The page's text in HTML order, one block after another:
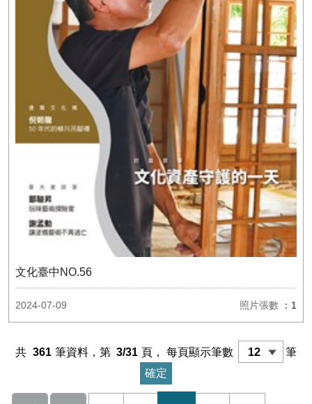
文化臺中NO.56
2024-07-09 照片張數 ：1
共 361 筆資料，第 3/31 頁，每頁顯示筆數 筆